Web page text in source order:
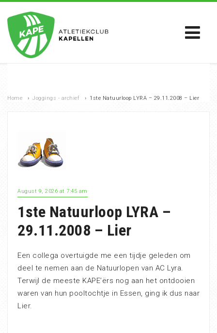
Home › Joggings - archief › 1ste Natuurloop LYRA – 29.11.2008 – Lier
August 9, 2026 at 7:45 am
1ste Natuurloop LYRA –
29.11.2008 – Lier
Een collega overtuigde me een tijdje geleden om
deel te nemen aan de Natuurlopen van AC Lyra.
Terwijl de meeste KAPE’ërs nog aan het ontdooien
waren van hun pooltochtje in Essen, ging ik dus naar
Lier.